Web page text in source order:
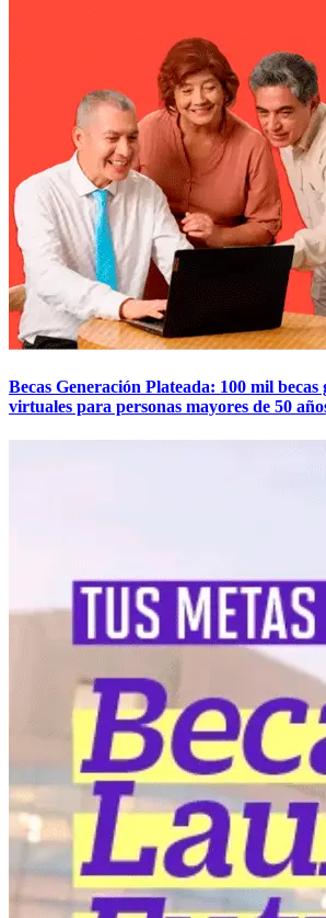
Becas Generación Plateada: 100 mil
virtuales para personas mayores de 50